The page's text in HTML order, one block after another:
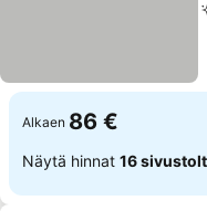
Alkaen 86 €
Näytä hinnat 16